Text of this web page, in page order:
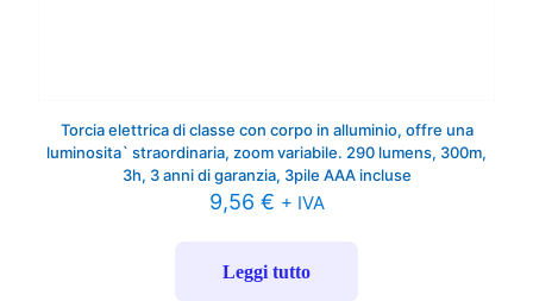
Torcia elettrica di classe con corpo in alluminio, offre una
luminosita` straordinaria, zoom variabile. 290 lumens, 300m,
3h, 3 anni di garanzia, 3pile AAA incluse
9,56 € + IVA
Leggi tutto